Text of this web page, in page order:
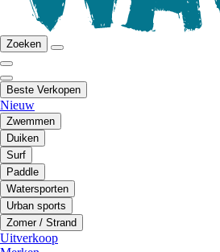
Zoeken
Beste Verkopen
Nieuw
Zwemmen
Duiken
Surf
Paddle
Watersporten
Urban sports
Zomer / Strand
Uitverkoop